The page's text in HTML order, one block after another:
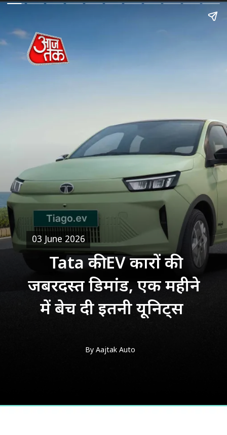
Tata की EV कारों की
जबरदस्त डिमांड, एक महीने
में बेच दी इतनी यूनिट्स
03 June 2026
By Aajtak Auto